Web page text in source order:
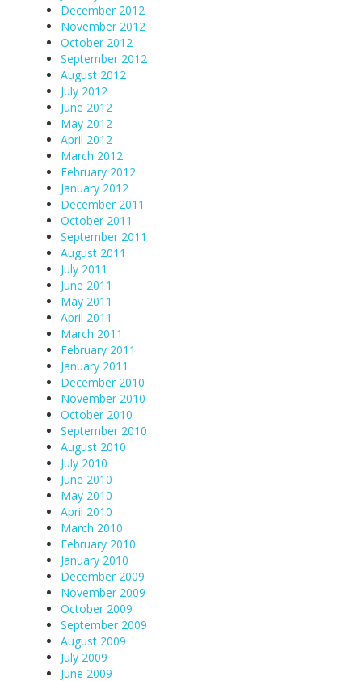
December 2012
November 2012
October 2012
September 2012
August 2012
July 2012
June 2012
May 2012
April 2012
March 2012
February 2012
January 2012
December 2011
October 2011
September 2011
August 2011
July 2011
June 2011
May 2011
April 2011
March 2011
February 2011
January 2011
December 2010
November 2010
October 2010
September 2010
August 2010
July 2010
June 2010
May 2010
April 2010
March 2010
February 2010
January 2010
December 2009
November 2009
October 2009
September 2009
August 2009
July 2009
June 2009